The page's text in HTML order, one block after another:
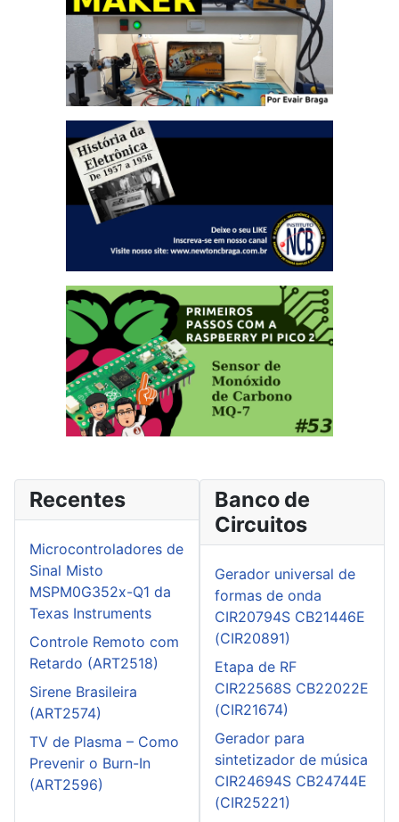
Recentes
Microcontroladores de
Sinal Misto
MSPM0G352x-Q1 da
Texas Instruments
Controle Remoto com
Retardo (ART2518)
Sirene Brasileira
(ART2574)
TV de Plasma – Como
Prevenir o Burn-In
(ART2596)
Banco de
Circuitos
Gerador universal de
formas de onda
CIR20794S CB21446E
(CIR20891)
Etapa de RF
CIR22568S CB22022E
(CIR21674)
Gerador para
sintetizador de música
CIR24694S CB24744E
(CIR25221)